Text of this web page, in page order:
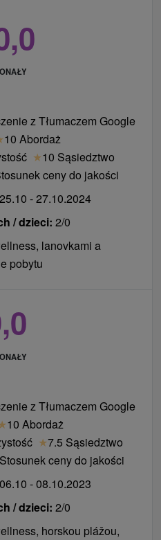
z Tłumaczem Google
10 Abordaż
★10 Sąsiedztwo
ceny do jakości
25.10 - 27.10.2024
/ dzieci: 2/0
lanovkami a
pobytu
z Tłumaczem Google
10 Abordaż
★7.5 Sąsiedztwo
ceny do jakości
06.10 - 08.10.2023
/ dzieci: 2/0
horskou plážou,